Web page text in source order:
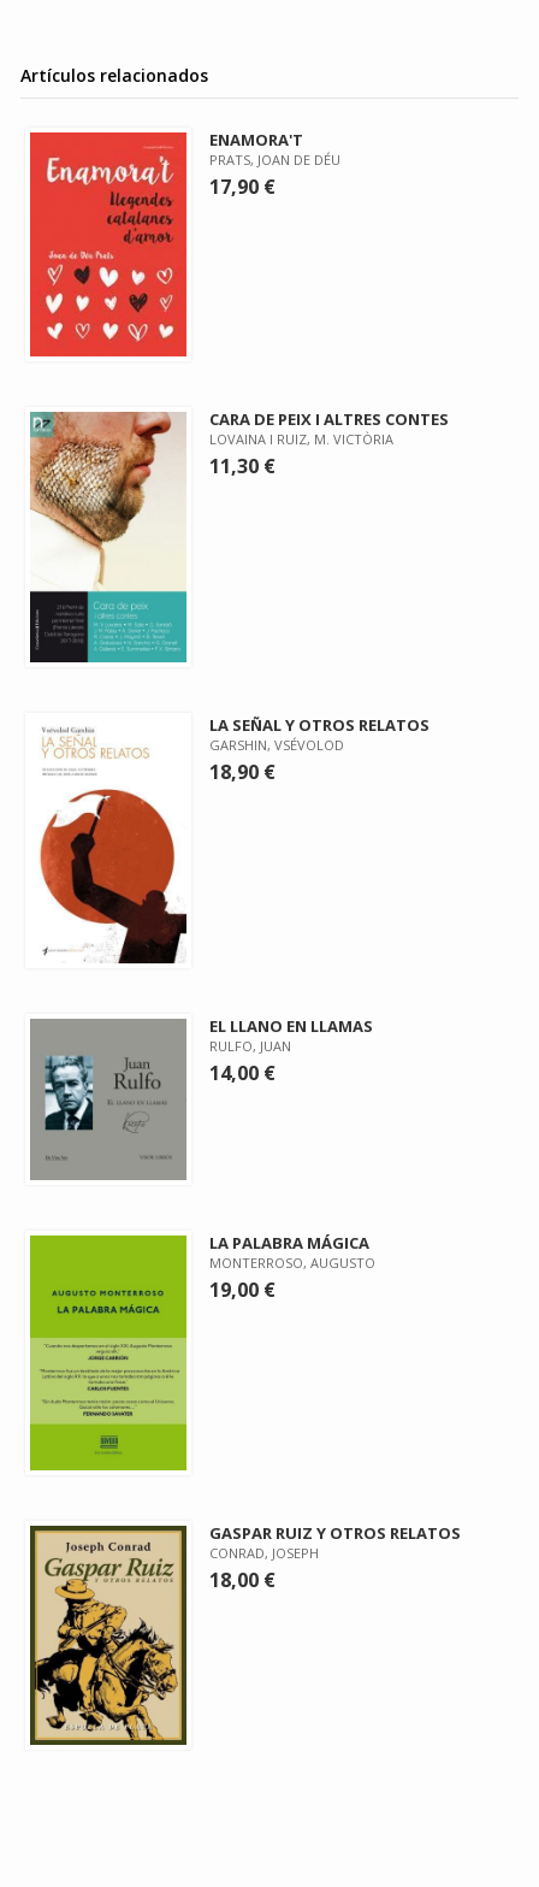
Artículos relacionados
ENAMORA'T
PRATS, JOAN DE DÉU
17,90 €
CARA DE PEIX I ALTRES CONTES
LOVAINA I RUIZ, M. VICTÒRIA
11,30 €
LA SEÑAL Y OTROS RELATOS
GARSHIN, VSÉVOLOD
18,90 €
EL LLANO EN LLAMAS
RULFO, JUAN
14,00 €
LA PALABRA MÁGICA
MONTERROSO, AUGUSTO
19,00 €
GASPAR RUIZ Y OTROS RELATOS
CONRAD, JOSEPH
18,00 €